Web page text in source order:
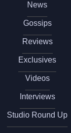
News
Gossips
Reviews
Exclusives
Videos
Interviews
Studio Round Up